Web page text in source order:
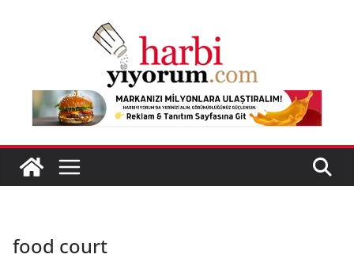
food court